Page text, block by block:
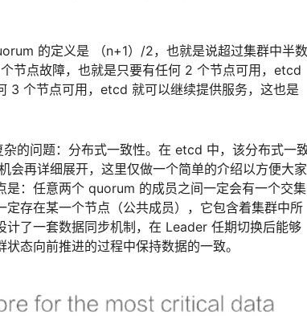
的定义是 （n+1）/2，也就是说超过集群中半数
节点故障，也就是只要有任何 2 个节点可用，etcd
3 个节点可用，etcd 就可以继续提供服务，这也是
的问题：分布式一致性。在 etcd 中，该分布式一
再详细展开，这里仅做一个简单的介绍以方便大家
：任意两个 quorum 的成员之间一定会有一个交集
存在某一个节点（公共成员），它包含着集群中所
了一套数据同步机制，在 Leader 任期切换后能够
态向前推进的过程中保持数据的一致。